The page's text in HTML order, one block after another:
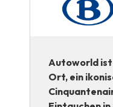
Autoworld
Ort, ein